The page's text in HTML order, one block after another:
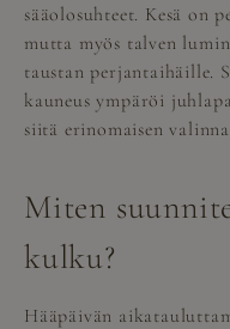
sääolosuhteet. Kesä on
mutta myös talven
taustan perjantaihäille.
kauneus ympäröi
siitä erinomaisen
Miten
kulku?
Hääpäivän